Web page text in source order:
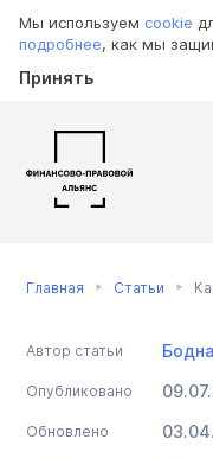
Мы используем cookie
подробнее, как мы
Принять
Главная Статьи
Автор статьи
Опубликовано
Обновлено